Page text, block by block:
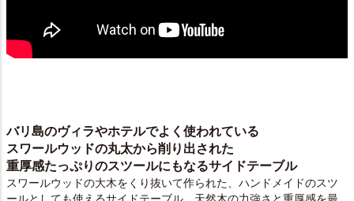
バリ島のヴィラやホテルでよく使われている
スワールウッドの丸太から削り出された
重厚感たっぷりのスツールにもなるサイドテーブル
スワールウッドの大木をくり抜いて作られた、ハンドメイドのスツ
ールとしても使えるサイドテーブル。天然木の力強さと重厚感を最